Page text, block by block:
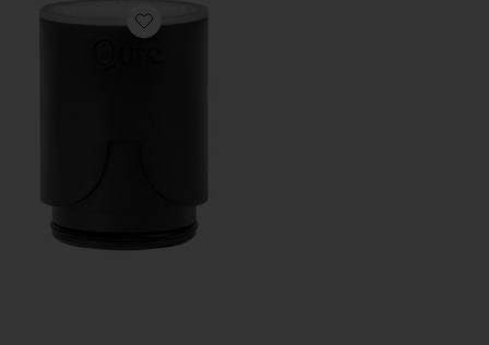
Favorite СМЕННЫЙ ФИЛЬТР/КАРТРИДЖ ДЛЯ СМЕСИТЕЛЯ